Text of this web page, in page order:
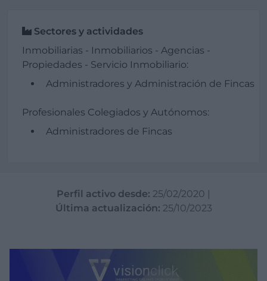
Sectores y actividades
Inmobiliarias - Inmobiliarios - Agencias -
Propiedades - Servicio Inmobiliario:
Administradores y Administración de Fincas
Profesionales Colegiados y Autónomos:
Administradores de Fincas
Perfil activo desde: 25/02/2020
Última actualización: 25/10/2023